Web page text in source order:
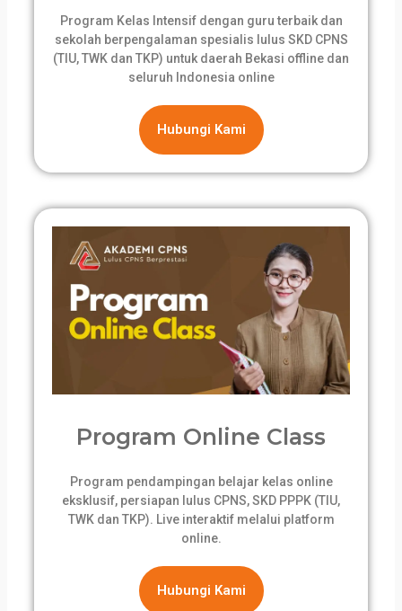
Program Kelas Intensif dengan guru terbaik dan
sekolah berpengalaman spesialis lulus SKD CPNS
(TIU, TWK dan TKP) untuk daerah Bekasi offline dan
seluruh Indonesia online
Hubungi Kami
Program Online Class
Program pendampingan belajar kelas online
eksklusif, persiapan lulus CPNS, SKD PPPK (TIU,
TWK dan TKP). Live interaktif melalui platform
online.
Hubungi Kami